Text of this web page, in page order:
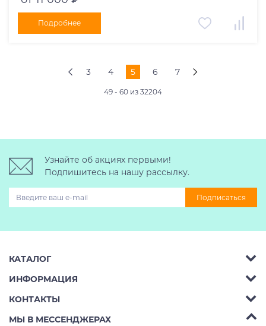
Подробнее
3 4 5 6 7
49 - 60 из 32204
Узнайте об акциях первыми!
Подпишитесь на нашу рассылку.
Подписаться
КАТАЛОГ
Багажник на крышу авто
Автобоксы
ИНФОРМАЦИЯ
Аренда
Ремонт
КОНТАКТЫ
Телефон: 8 (495) 2367486
МЫ В МЕССЕНДЖЕРАХ